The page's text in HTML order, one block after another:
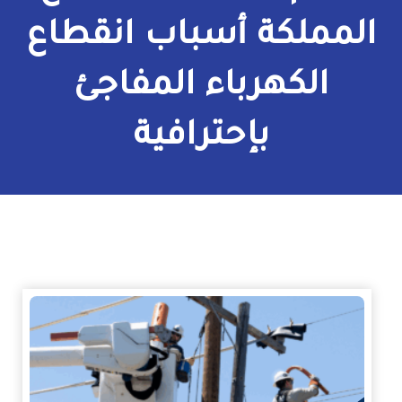
الكهرباء
المملكة أسباب انقطاع
الكهرباء المفاجئ
بإحترافية